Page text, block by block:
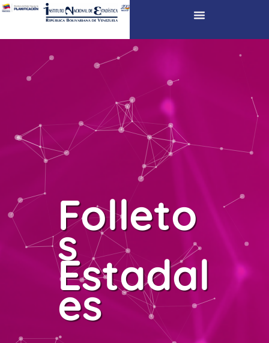
Folleto
s
Estadal
es
.